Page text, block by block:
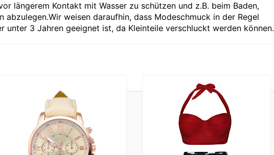
längerem Kontakt mit Wasser zu schützen und z.B. beim Baden,
weisen daraufhin, dass Modeschmuck in der Regel
3 Jahren geeignet ist, da Kleinteile verschluckt werden können.